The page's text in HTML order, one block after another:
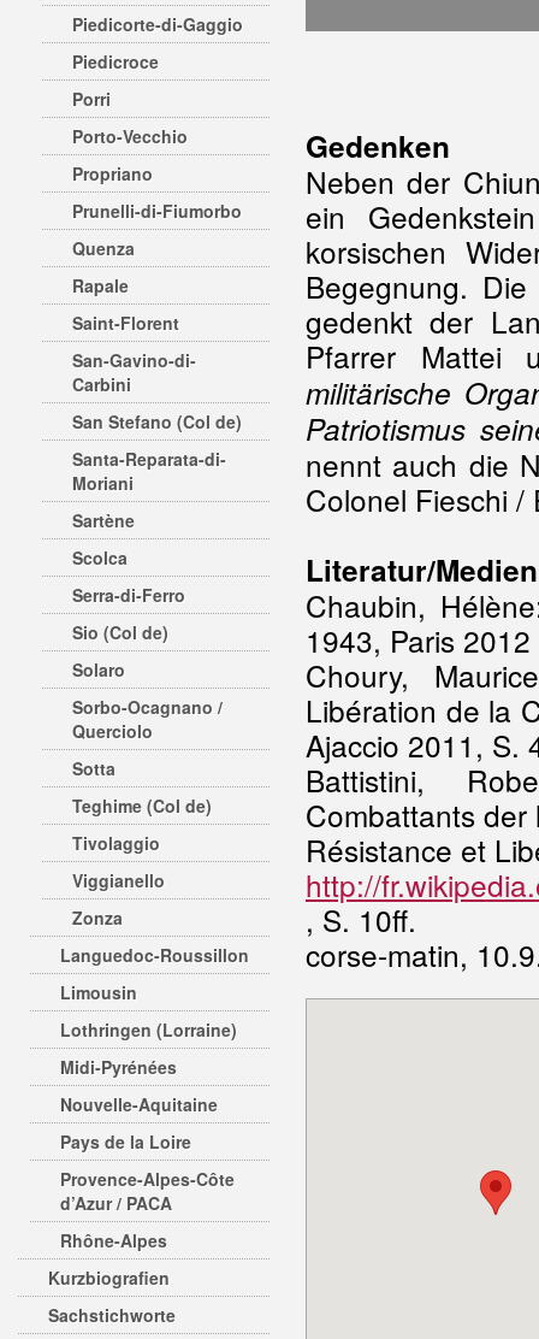
Piedicorte-di-Gaggio
Piedicroce
Porri
Porto-Vecchio
Propriano
Prunelli-di-Fiumorbo
Quenza
Rapale
Saint-Florent
San-Gavino-di-
Carbini
San Stefano (Col de)
Santa-Reparata-di-
Moriani
Sartène
Scolca
Serra-di-Ferro
Sio (Col de)
Solaro
Sorbo-Ocagnano /
Querciolo
Sotta
Teghime (Col de)
Tivolaggio
Viggianello
Zonza
Languedoc-Roussillon
Limousin
Lothringen (Lorraine)
Midi-Pyrénées
Nouvelle-Aquitaine
Pays de la Loire
Provence-Alpes-Côte
d’Azur / PACA
Rhône-Alpes
Kurzbiografien
Sachstichworte
Gedenken
Neben der
ein
korsischen
Begegnung.
gedenkt der
Pfarrer Mattei
militärische
Patriotismus
nennt auch die
Colonel Fieschi /
Literatur/Medien
Chaubin,
1943, Paris 2012
Choury,
Libération de la
Ajaccio 2011, S.
Battistini,
Combattants
Résistance et
http://
, S. 10ff.
corse-matin,